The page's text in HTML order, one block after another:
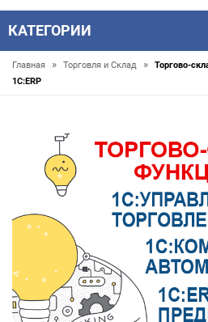
КАТЕГОРИИ
Главная » Торговля и Склaд »
Торгово-
1С:ERP